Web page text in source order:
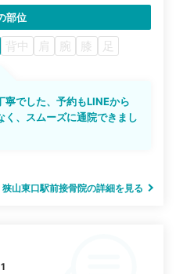
部位
背中 肩 腕 膝 足
寧でした、予約もLINEから
く、スムーズに通院できまし
狭山東口駅前接骨院の詳細を見る